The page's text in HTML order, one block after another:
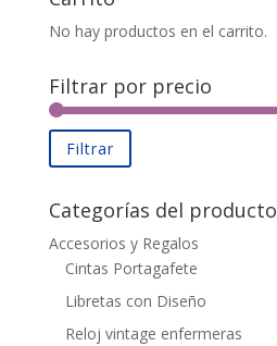
No hay productos en el carrito.
Filtrar por precio
Filtrar
Categorías del producto
Accesorios y Regalos
Cintas Portagafete
Libretas con Diseño
Reloj vintage enfermeras